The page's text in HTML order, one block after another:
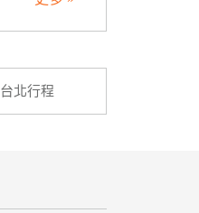
台北行程